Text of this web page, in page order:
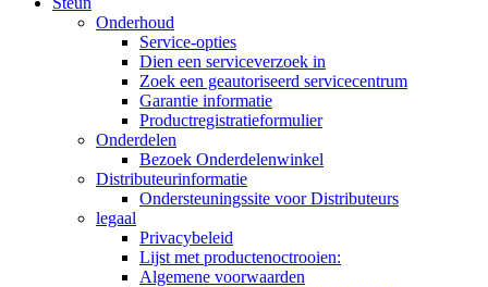
Onderhoud
Service-opties
Dien een serviceverzoek in
Zoek een geautoriseerd servicecentrum
Garantie informatie
Productregistratieformulier
Onderdelen
Bezoek Onderdelenwinkel
Distributeurinformatie
Ondersteuningssite voor Distributeurs
legaal
Privacybeleid
Lijst met productenoctrooien:
Algemene voorwaarden